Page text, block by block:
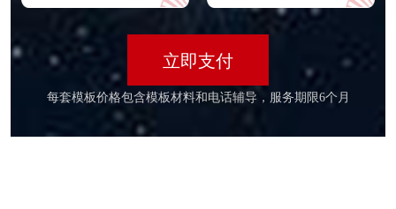
立即支付
每套模板价格包含模板材料和电话辅导，服务期限6个月